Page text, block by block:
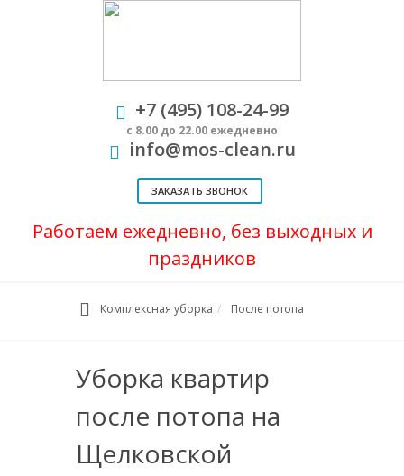
+7 (495) 108-24-99
с 8.00 до 22.00 ежедневно
info@mos-clean.ru
ЗАКАЗАТЬ ЗВОНОК
Работаем ежедневно, без выходных и
праздников
Комплексная уборка После потопа
Уборка квартир
после потопа на
Щелковской